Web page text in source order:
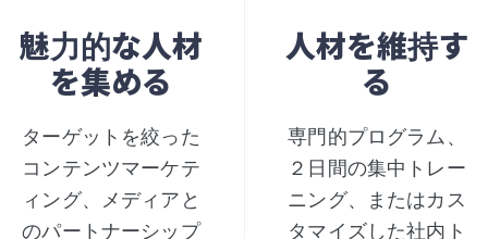
魅力的な人材
を集める
ターゲットを絞った
コンテンツマーケテ
ィング、メディアと
のパートナーシップ
人材を維持す
る
専門的プログラム、
２日間の集中トレー
ニング、またはカス
タマイズした社内ト